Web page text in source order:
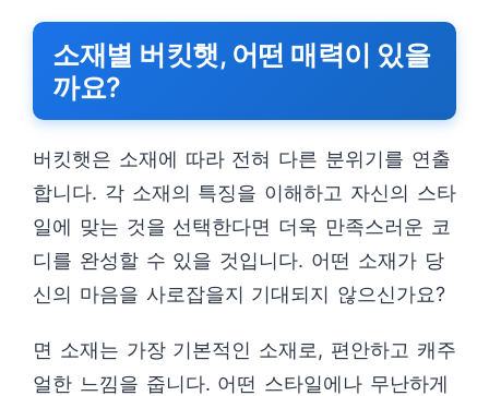
소재별 버킷햇, 어떤 매력이 있을
까요?
버킷햇은 소재에 따라 전혀 다른 분위기를 연출
합니다. 각 소재의 특징을 이해하고 자신의 스타
일에 맞는 것을 선택한다면 더욱 만족스러운 코
디를 완성할 수 있을 것입니다. 어떤 소재가 당
신의 마음을 사로잡을지 기대되지 않으신가요?
면 소재는 가장 기본적인 소재로, 편안하고 캐주
얼한 느낌을 줍니다. 어떤 스타일에나 무난하게